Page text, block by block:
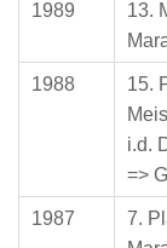
1989
13.
1988
15.
i.d.
=>
1987
7.